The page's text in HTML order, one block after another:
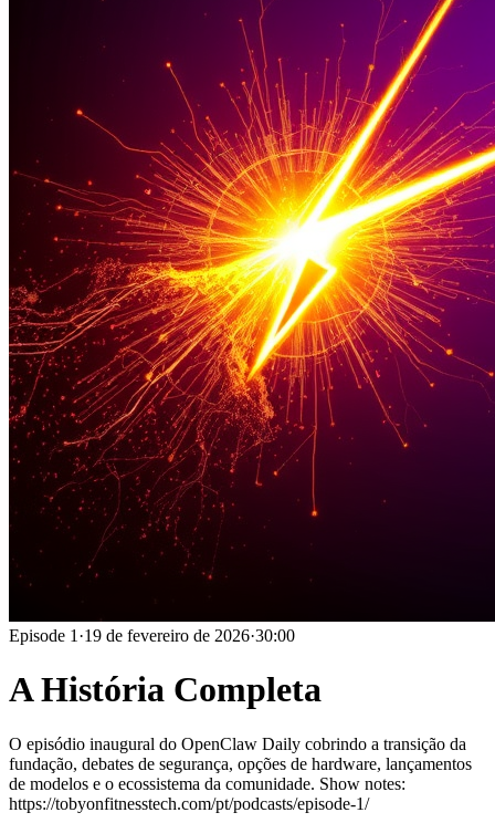
Episode 1 ·19 de fevereiro de 2026·30:00
A História Completa
O episódio inaugural do OpenClaw Daily cobrindo a transição da
fundação, debates de segurança, opções de hardware, lançamentos
de modelos e o ecossistema da comunidade. Show notes:
https://tobyonfitnesstech.com/pt/podcasts/episode-1/